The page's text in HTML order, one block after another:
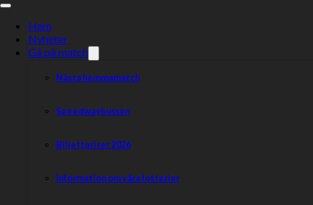
Hem
Nyheter
Gå på match
Nästa hemmamatch
Speedwaybussen
Biljettpriser 2026
Information om våra lotterier